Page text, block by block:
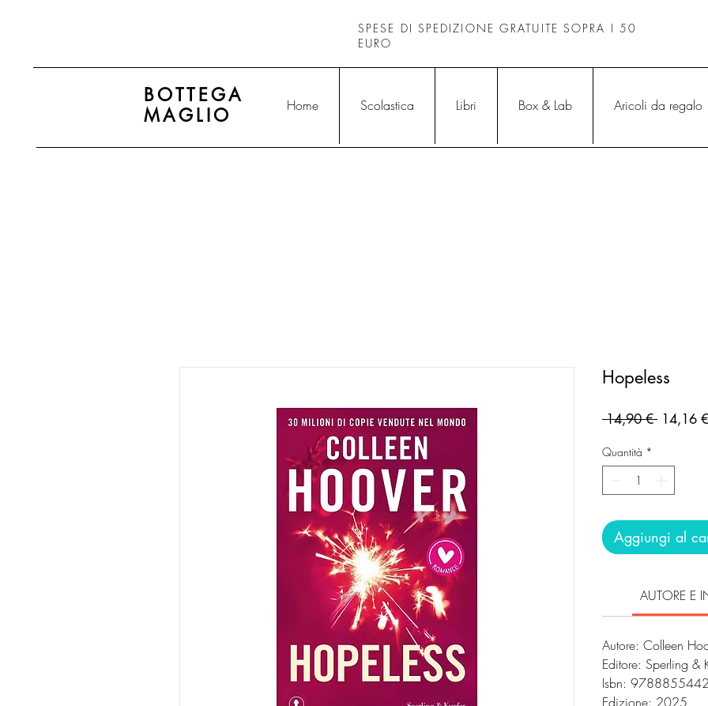
SPESE DI SPEDIZIONE GRATUITE SOPRA I 50
EURO
BOTTEGA
MAGLIO
Home Scolastica Libri Box & Lab Aricoli da regalo
Hopeless
14,90 € Prezzo
14,16 €
Quantità *
Aggiungi al
AUTORE E
Autore: Colleen
Editore: Sperling &
Isbn:
Edizione: 2025